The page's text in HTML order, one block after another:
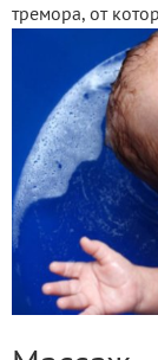
тремора, от